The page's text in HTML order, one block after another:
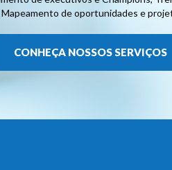
Mapeamento de oportunidades e
CONHEÇA NOSSOS SERVIÇOS